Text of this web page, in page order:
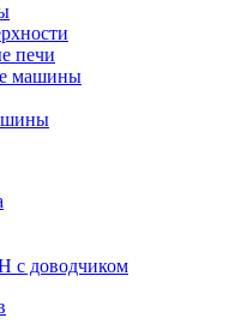
печи
машины
с доводчиком